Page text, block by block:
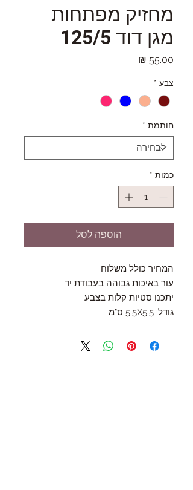
מחזיק מפתחות
מגן דוד 125/5
צבע *
חותמת *
כמות *
הוספה לסל
המחיר כולל משלוח
עור באיכות גבוהה בעבודת יד
יתכנו סטיות קלות בצבע
גודל: 5.5X5.5 ס"מ